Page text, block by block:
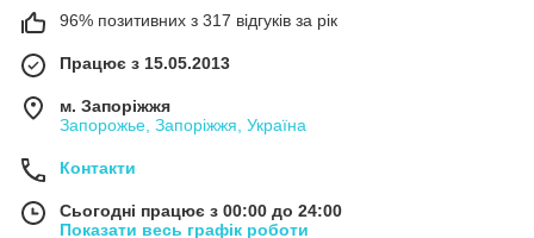
96% позитивних з 317 відгуків за рік
Працює з 15.05.2013
м. Запоріжжя
Запорожье, Запоріжжя, Україна
Контакти
Сьогодні працює з 00:00 до 24:00
Показати весь графік роботи